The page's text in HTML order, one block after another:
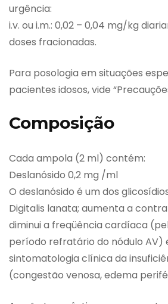
urgência:
i.v. ou i.m.: 0,02 – 0,04 mg/kg
doses fracionadas.
Para posologia em situações
pacientes idosos, vide
Composição
Cada ampola (2 ml) contém:
Deslanósido 0,2 mg /ml
O deslanósido é um dos
Digitalis lanata; aumenta a
diminui a freqüência cardíaca
período refratário do nódulo AV)
sintomatologia clínica da
(congestão venosa, edema